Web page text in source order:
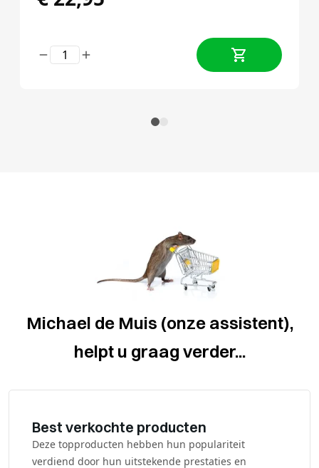
Michael de Muis (onze assistent),
helpt u graag verder...
Best verkochte producten
Deze topproducten hebben hun populariteit
verdiend door hun uitstekende prestaties en